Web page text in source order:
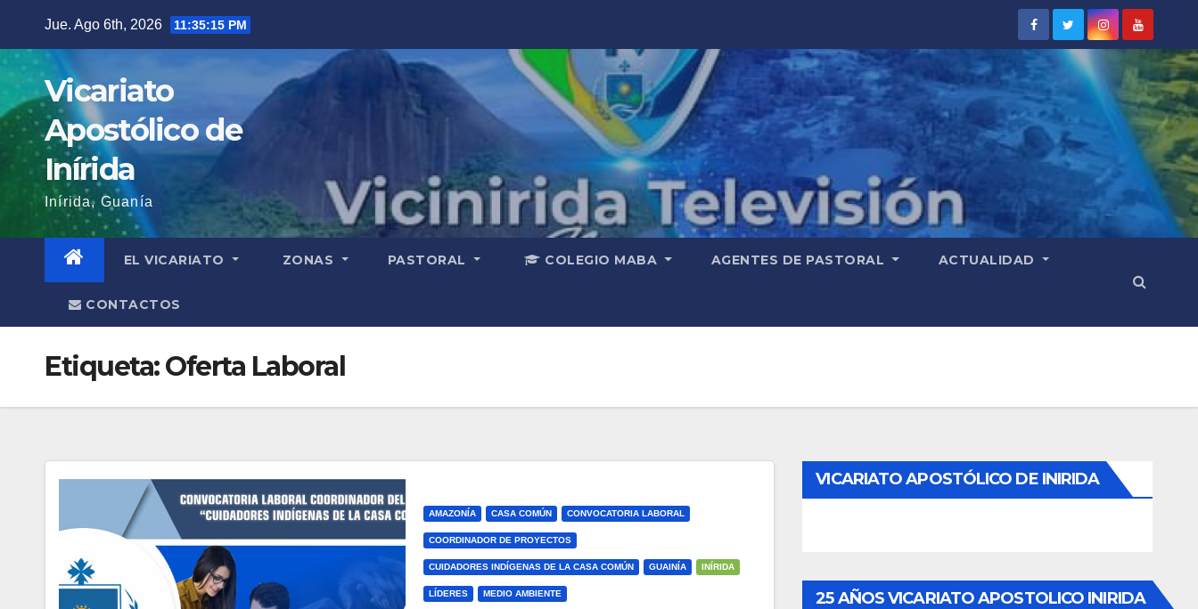
contenido
Jue. Ago 6th, 2026 11:35:15 PM
Vicariato
Apostólico de
Inírida
Inírida, Guanía
EL VICARIATO ZONAS PASTORAL COLEGIO MABA AGENTES DE PASTORAL ACTUALIDAD
CONTACTOS
Etiqueta:Oferta Laboral
AMAZONÍA CASA COMÚN CONVOCATORIA LABORAL
COORDINADOR DE PROYECTOS
CUIDADORES INDÍGENAS DE LA CASA COMÚN GUAINÍA INÍRIDA
LÍDERES MEDIO AMBIENTE
VICARIATO APOSTÓLICO DE INIRIDA
25 AÑOS VICARIATO APOSTOLICO INIRIDA